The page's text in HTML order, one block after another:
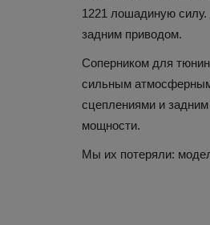
1221 лошадиную силу.
задним приводом.
Соперником для
сильным атмосферным
сцеплениями и задним
мощности.
Мы их потеряли:
Путешествия